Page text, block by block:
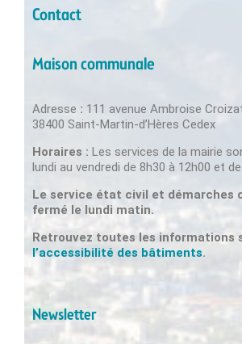
Contact
Maison communale
Adresse : 111 avenue Ambroise
38400 Saint-Martin-d’Hères Cedex
Horaires : Les services de la mairie
lundi au vendredi de 8h30 à 12h00 et
Le service état civil et démarches
fermé le lundi matin.
Retrouvez toutes les informations
l’accessibilité des bâtiments.
Newsletter